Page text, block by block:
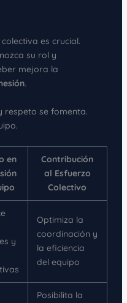
es crucial.
su rol y
mejora la
.
respeto se fomenta.
en
Contribución
al Esfuerzo
Colectivo
y
Optimiza la
coordinación y
la eficiencia
del equipo
Posibilita la